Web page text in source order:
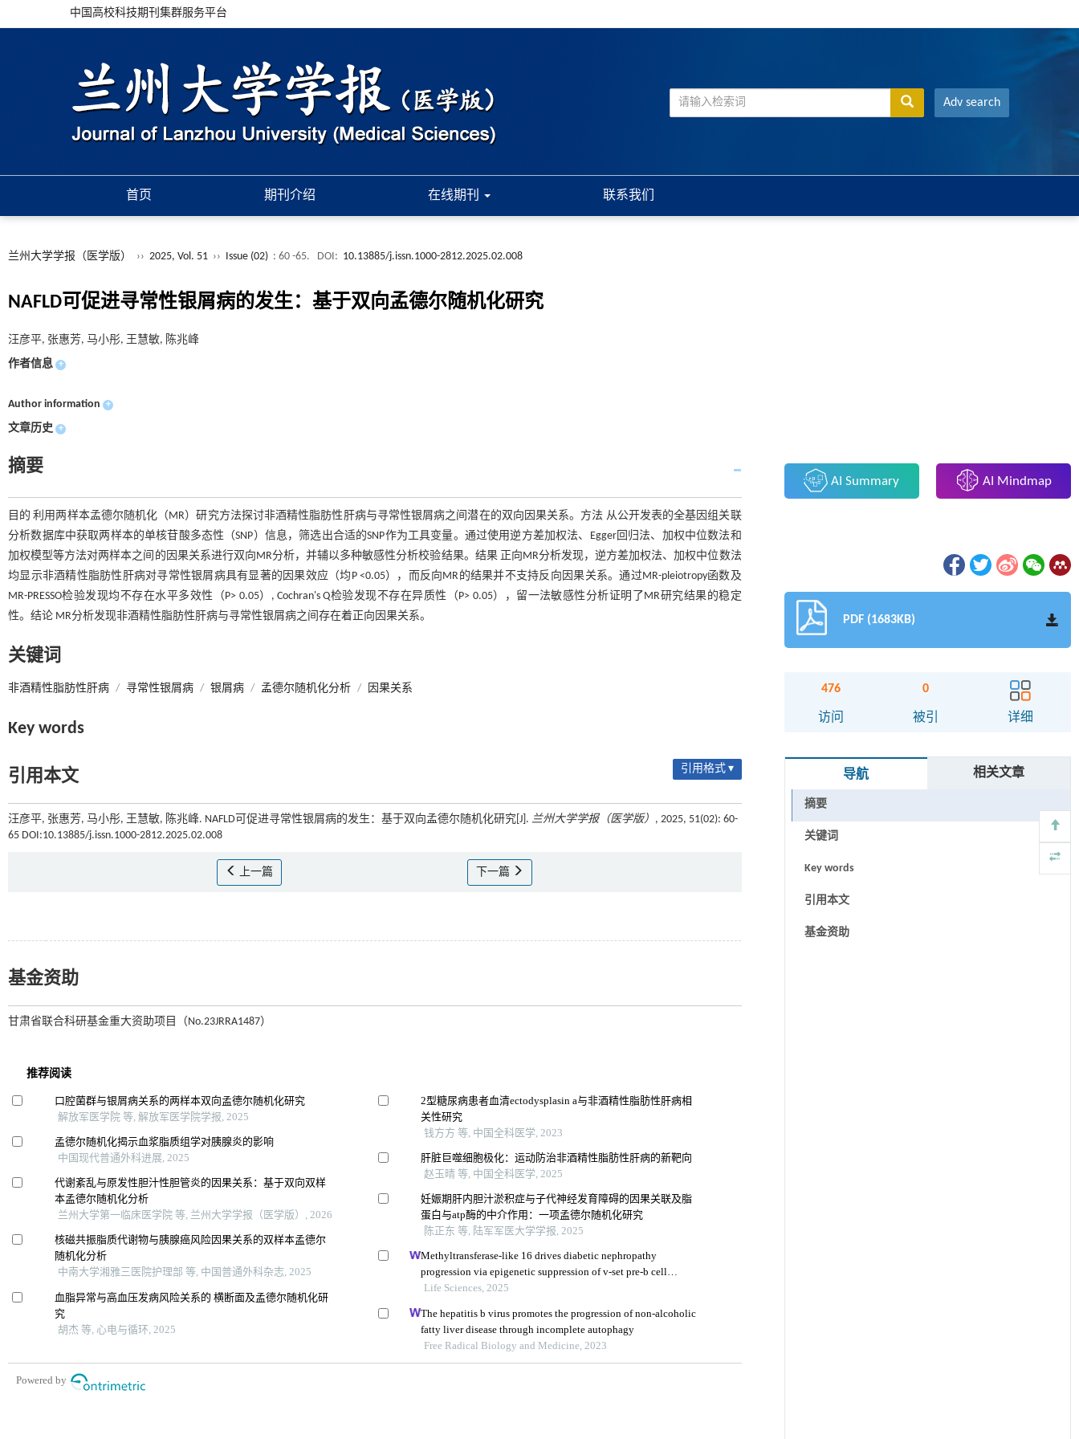
中国高校科技期刊集群服务平台
Adv search
首页 期刊介绍 在线期刊 联系我们
兰州大学学报（医学版） ›› 2025, Vol. 51 ›› Issue (02) : 60 -65. DOI: 10.13885/j.issn.1000-2812.2025.02.008
NAFLD可促进寻常性银屑病的发生：基于双向孟德尔随机化研究
汪彦平, 张惠芳, 马小彤, 王慧敏, 陈兆峰
作者信息 +
Author information +
文章历史 +
摘要
目的 利用两样本孟德尔随机化（MR）研究方法探讨非酒精性脂肪性肝病与寻常性银屑病之间潜在的双向因果关系。方法 从公开发表的全基因组关联
分析数据库中获取两样本的单核苷酸多态性（SNP）信息，筛选出合适的SNP作为工具变量。通过使用逆方差加权法、Egger回归法、加权中位数法和
加权模型等方法对两样本之间的因果关系进行双向MR分析，并辅以多种敏感性分析校验结果。结果 正向MR分析发现，逆方差加权法、加权中位数法
均显示非酒精性脂肪性肝病对寻常性银屑病具有显著的因果效应（均P <0.05），而反向MR的结果并不支持反向因果关系。通过MR-pleiotropy函数及
MR-PRESSO检验发现均不存在水平多效性（P> 0.05）, Cochran's Q检验发现不存在异质性（P> 0.05），留一法敏感性分析证明了MR研究结果的稳定
性。结论 MR分析发现非酒精性脂肪性肝病与寻常性银屑病之间存在着正向因果关系。
关键词
非酒精性脂肪性肝病 / 寻常性银屑病 / 银屑病 / 孟德尔随机化分析 / 因果关系
Key words
引用本文 引用格式 ▾
汪彦平, 张惠芳, 马小彤, 王慧敏, 陈兆峰. NAFLD可促进寻常性银屑病的发生：基于双向孟德尔随机化研究[J]. 兰州大学学报（医学版） , 2025, 51(02): 60-
65 DOI:10.13885/j.issn.1000-2812.2025.02.008
上一篇 下一篇
基金资助
甘肃省联合科研基金重大资助项目（No.23JRRA1487）
AI Summary AI Mindmap
PDF (1683KB)
476
访问
0
被引 详细
导航 相关文章
摘要
关键词
Key words
引用本文
基金资助